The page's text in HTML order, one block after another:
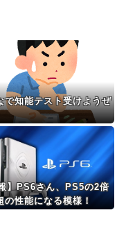
で知能テスト受けようぜ
】PS6さん、PS5の2倍
の性能になる模様！